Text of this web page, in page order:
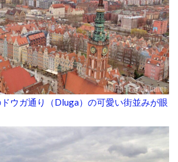
ウガ通り（Dluga）の可愛い街並みが眼